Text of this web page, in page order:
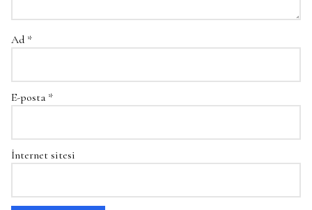
Ad *
E-posta *
İnternet sitesi